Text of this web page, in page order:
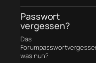
Passwort
vergessen?
Das
was nun?